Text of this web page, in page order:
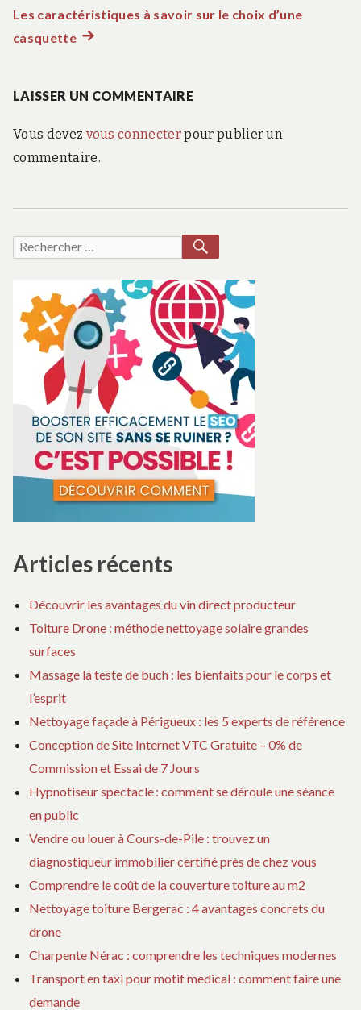
de
Les caractéristiques à savoir sur le choix d’une
casquetteArticle
LAISSER UN COMMENTAIRE
Vous devez vous connecterpour publier un
commentaire.
Recherche
Articles récents
Découvrir les avantages du vin direct producteur
Toiture Drone : méthode nettoyage solaire grandes
surfaces
Massage la teste de buch : les bienfaits pour le corps et
l’esprit
Nettoyage façade à Périgueux : les 5 experts de référence
Conception de Site Internet VTC Gratuite – 0% de
Commission et Essai de 7 Jours
Hypnotiseur spectacle : comment se déroule une séance
en public
Vendre ou louer à Cours-de-Pile : trouvez un
diagnostiqueur immobilier certifié près de chez vous
Comprendre le coût de la couverture toiture au m2
Nettoyage toiture Bergerac : 4 avantages concrets du
drone
Charpente Nérac : comprendre les techniques modernes
Transport en taxi pour motif medical : comment faire une
demande